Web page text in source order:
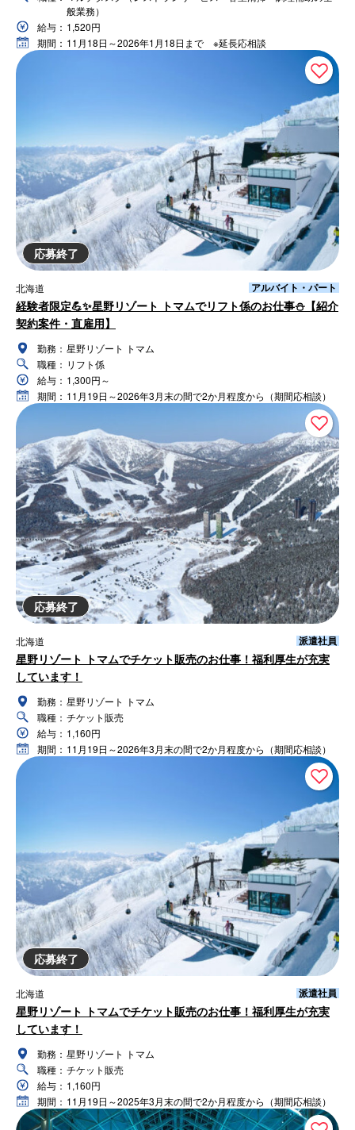
般業務）
給与： 1,520円
期間： 11月18日～2026年1月18日まで ※延長応相談
応募終了
北海道 アルバイト・パート
経験者限定💪✨星野リゾート トマムでリフト係のお仕事⛄【紹介
契約案件・直雇用】
勤務： 星野リゾート トマム
職種： リフト係
給与： 1,300円～
期間： 11月19日～2026年3月末の間で2か月程度から（期間応相談）
応募終了
北海道 派遣社員
星野リゾート トマムでチケット販売のお仕事！福利厚生が充実
しています！
勤務： 星野リゾート トマム
職種： チケット販売
給与： 1,160円
期間： 11月19日～2026年3月末の間で2か月程度から（期間応相談）
応募終了
北海道 派遣社員
星野リゾート トマムでチケット販売のお仕事！福利厚生が充実
しています！
勤務： 星野リゾート トマム
職種： チケット販売
給与： 1,160円
期間： 11月19日～2025年3月末の間で2か月程度から（期間応相談）